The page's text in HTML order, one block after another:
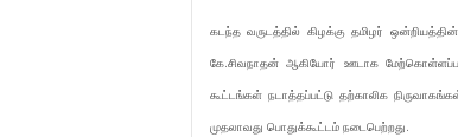
கடந்த வருடத்தில் கிழக்கு தமிழர்
கே.சிவநாதன் ஆகியோர் ஊடாக
கூட்டங்கள் நடாத்தப்பட்டு தற்காலிக
முதலாவது பொதுக்கூட்டம் நடைபெற்றது.